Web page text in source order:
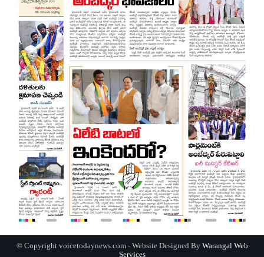
© Copyright voicetodaynews.com - Website Designed By Warangal Web
Services